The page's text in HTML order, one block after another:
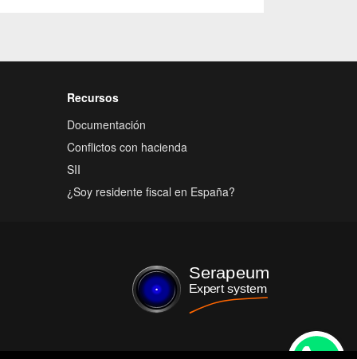
Recursos
Documentación
Conflictos con hacienda
SII
¿Soy residente fiscal en España?